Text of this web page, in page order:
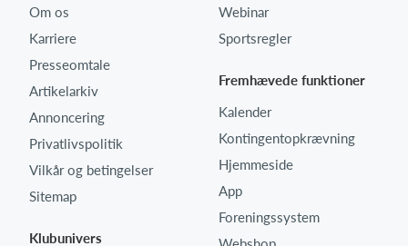
Om os
Karriere
Presseomtale
Artikelarkiv
Annoncering
Privatlivspolitik
Vilkår og betingelser
Sitemap
Klubunivers
Webinar
Sportsregler
Fremhævede funktioner
Kalender
Kontingentopkrævning
Hjemmeside
App
Foreningssystem